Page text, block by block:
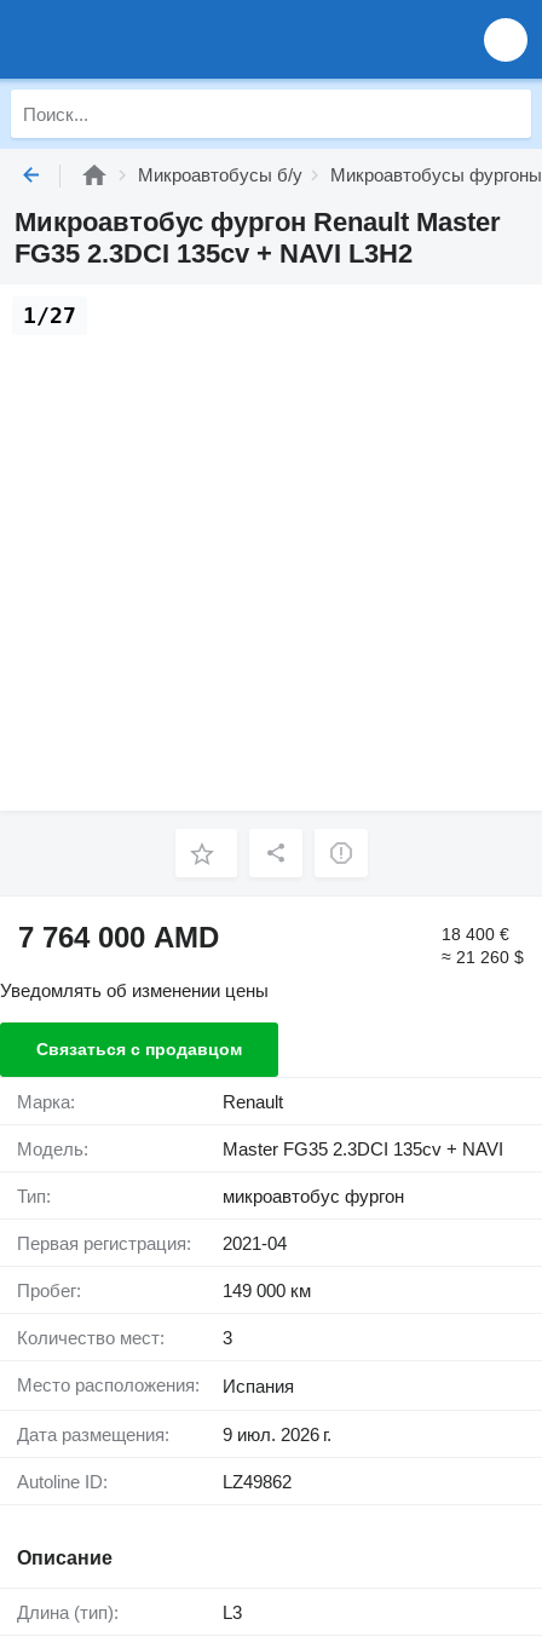
Микроавтобусы б/у Микроавтобусы
Микроавтобус фургон Renault Master
FG35 2.3DCI 135cv + NAVI L3H2
1/27
7 764 000 AMD
18 400 €
≈ 21 260 $
Уведомлять об изменении цены
Связаться с продавцом
Марка: Renault
Модель: Master FG35 2.3DCI 135cv + NAVI
Тип: микроавтобус фургон
Первая регистрация: 2021-04
Пробег: 149 000 км
Количество мест: 3
Место расположения: Испания
Дата размещения: 9 июл. 2026 г.
Autoline ID: LZ49862
Описание
Длина (тип): L3